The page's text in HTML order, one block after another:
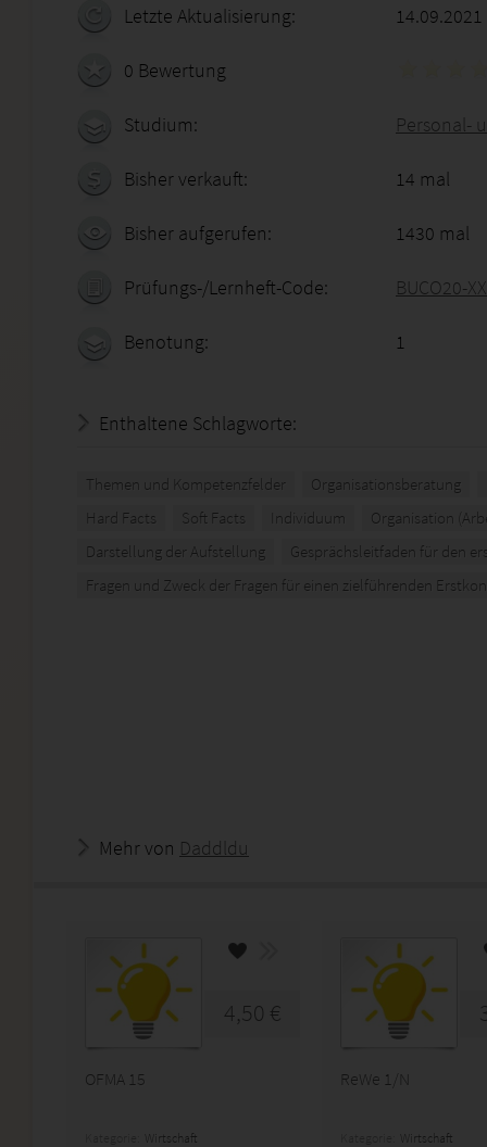
Letzte Aktualisierung: 14.09.2021
0 Bewertung
Studium: Personal-
Bisher verkauft: 14 mal
Bisher aufgerufen: 1430 mal
Prüfungs-/Lernheft-Code: BUCO20-
Benotung: 1
Enthaltene Schlagworte:
Themen und Kompetenzfelder Organisationsberatung
Hard Facts
Soft Facts Individuum
Organisation
Darstellung der Aufstellung
Gesprächsleitfaden für den
Fragen und Zweck der Fragen für einen zielführenden
Mehr von Daddldu
4,50 €
OFMA 15
Wirtschaft
ReWe 1/N
Wirtschaft